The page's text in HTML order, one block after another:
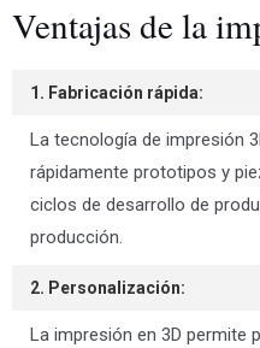
Ventajas de la
1. Fabricación rápida:
La tecnología de impresión
rápidamente prototipos y
ciclos de desarrollo de
producción.
2. Personalización:
La impresión en 3D permite